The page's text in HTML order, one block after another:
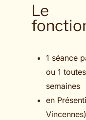
Le
1 séance
ou 1
semaines
en